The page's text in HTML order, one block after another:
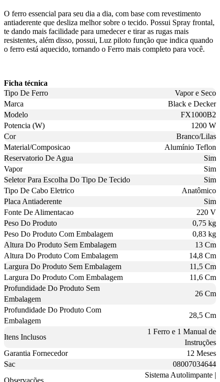
O ferro essencial para seu dia a dia, com base com revestimento
antiaderente que desliza melhor sobre o tecido. Possui Spray frontal,
te dando mais facilidade para umedecer e tirar as rugas mais
resistentes, além disso, possui, Luz piloto função que indica quando
o ferro está aquecido, tornando o Ferro mais completo para você.
Ficha técnica
Tipo De Ferro
Vapor e Seco
Marca
Black e Decker
Modelo
FX1000B2
Potencia (W)
1200 W
Cor
Branco/Lilas
Material/Composicao
Alumínio Teflon
Reservatorio De Agua
Sim
Vapor
Sim
Seletor Para Escolha Do Tipo De Tecido
Sim
Tipo De Cabo Eletrico
Anatômico
Placa Antiaderente
Sim
Fonte De Alimentacao
220 V
Peso Do Produto
0,75 kg
Peso Do Produto Com Embalagem
0,83 kg
Altura Do Produto Sem Embalagem
13 Cm
Altura Do Produto Com Embalagem
14,8 Cm
Largura Do Produto Sem Embalagem
11,5 Cm
Largura Do Produto Com Embalagem
11,6 Cm
Profundidade Do Produto Sem
Embalagem
26 Cm
Profundidade Do Produto Com
Embalagem
28,5 Cm
Itens Inclusos
1 Ferro e 1 Manual de
Instruções
Garantia Fornecedor
12 Meses
Sac
08007034644
Sistema Autolimpante |